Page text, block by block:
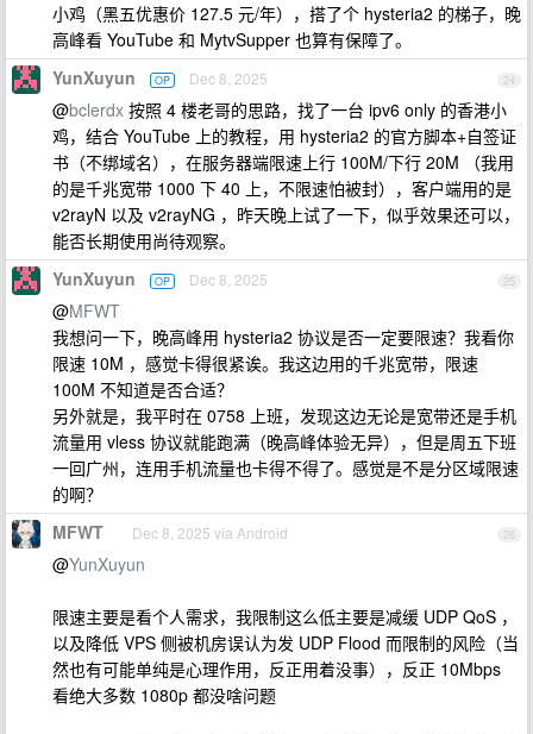
小鸡（黑五优惠价 127.5 元/年），搭了个 hysteria2 的梯子，晚
高峰看 YouTube 和 MytvSupper 也算有保障了。
24
YunXuyun OP Dec 8, 2025
@bclerdx 按照 4 楼老哥的思路，找了一台 ipv6 only 的香港小
鸡，结合 YouTube 上的教程，用 hysteria2 的官方脚本+自签证
书（不绑域名），在服务器端限速上行 100M/下行 20M （我用
的是千兆宽带 1000 下 40 上，不限速怕被封），客户端用的是
v2rayN 以及 v2rayNG ，昨天晚上试了一下，似乎效果还可以，
能否长期使用尚待观察。
25
YunXuyun OP Dec 8, 2025
@MFWT
我想问一下，晚高峰用 hysteria2 协议是否一定要限速？我看你
限速 10M ，感觉卡得很紧诶。我这边用的千兆宽带，限速
100M 不知道是否合适？
另外就是，我平时在 0758 上班，发现这边无论是宽带还是手机
流量用 vless 协议就能跑满（晚高峰体验无异），但是周五下班
一回广州，连用手机流量也卡得不得了。感觉是不是分区域限速
的啊？
26
MFWT Dec 8, 2025 via Android
@YunXuyun
限速主要是看个人需求，我限制这么低主要是减缓 UDP QoS ，
以及降低 VPS 侧被机房误认为发 UDP Flood 而限制的风险（当
然也有可能单纯是心理作用，反正用着没事），反正 10Mbps
看绝大多数 1080p 都没啥问题